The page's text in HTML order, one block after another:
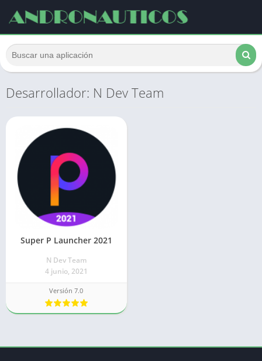
Desarrollador: N Dev Team
Super P Launcher 2021
N Dev Team
4 junio, 2021
Versión 7.0